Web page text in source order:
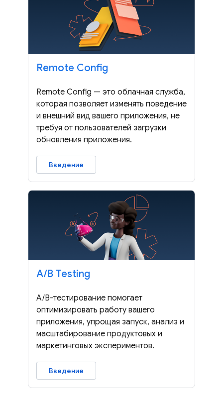
Remote Config
Remote Config — это облачная служба,
которая позволяет изменять поведение
и внешний вид вашего приложения, не
требуя от пользователей загрузки
обновления приложения.
Введение
A/B Testing
A/B-тестирование помогает
оптимизировать работу вашего
приложения, упрощая запуск, анализ и
масштабирование продуктовых и
маркетинговых экспериментов.
Введение